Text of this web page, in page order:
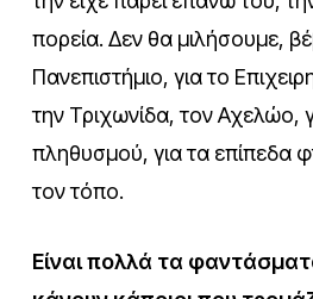
πορεία. Δεν θα μιλήσουμε,
Πανεπιστήμιο, για το
την Τριχωνίδα, τον Αχελώο,
πληθυσμού, για τα επίπεδα
τον τόπο.
Είναι πολλά τα